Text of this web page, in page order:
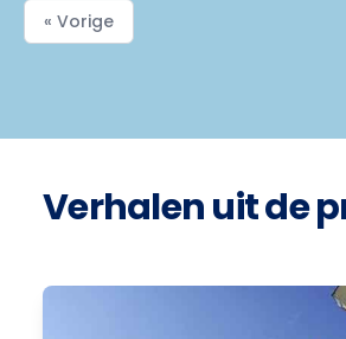
« Vorige
Verhalen uit de